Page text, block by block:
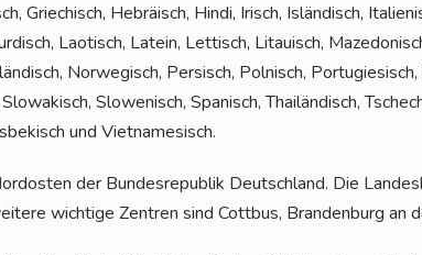
Grie­chisch, Hebrä­isch, Hin­di, Irisch, Islän­disch,
Lao­tisch, Latein, Let­tisch, Litau­isch,
Nor­we­gisch, Per­sisch, Pol­nisch,
Slo­we­nisch, Spa­nisch, Thai­län­disch,
und Vietnamesisch.
der Bun­des­re­pu­blik Deutsch­land. Die
wich­ti­ge Zen­tren sind Cott­bus, Bran­den­burg an